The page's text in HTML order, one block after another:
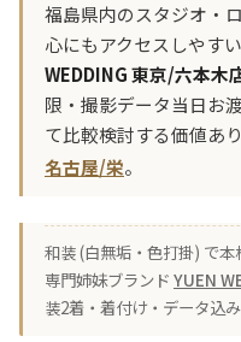
福島県内のスタジオ・
心にもアクセスしやす
WEDDING 東京/六本木
限・撮影データ当日お
て比較検討する価値あり
名古屋/栄。
和装 (白無垢・色打掛) で
専門姉妹ブランド YUEN
装2着・着付け・データ込